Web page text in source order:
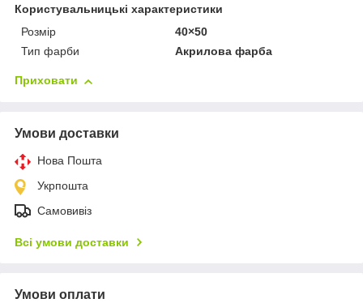
Користувальницькі характеристики
Розмір
40×50
Тип фарби
Акрилова фарба
Приховати
Умови доставки
Нова Пошта
Укрпошта
Самовивіз
Всі умови доставки
Умови оплати